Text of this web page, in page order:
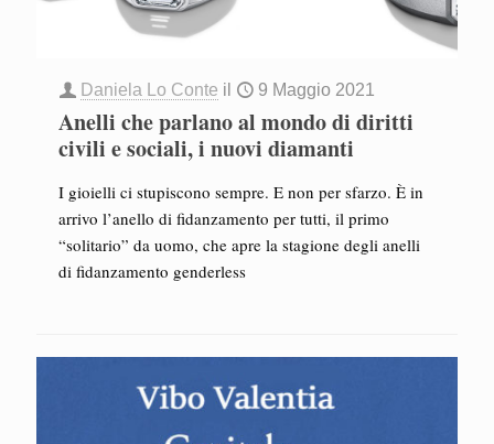
Daniela Lo Conte il 9 Maggio 2021
Anelli che parlano al mondo di diritti
civili e sociali, i nuovi diamanti
I gioielli ci stupiscono sempre. E non per sfarzo. È in
arrivo l’anello di fidanzamento per tutti, il primo
“solitario” da uomo, che apre la stagione degli anelli
di fidanzamento genderless